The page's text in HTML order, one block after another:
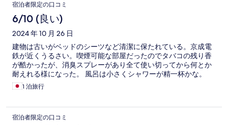
宿泊者限定の口コミ
6/10 (良い)
2024 年 10 月 26 日
建物は古いがベッドのシーツなど清潔に保たれている。京成電
鉄が近くうるさい。喫煙可能な部屋だったのでタバコの残り香
が酷かったが、消臭スプレーがあり全て使い切ってから何とか
耐えれる様になった。 風呂は小さくシャワーが精一杯かな。
1 泊旅行
宿泊者限定の口コミ